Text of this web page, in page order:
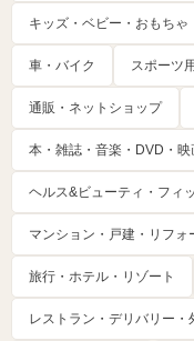
キッズ・ベビー・おもちゃ
車・バイク スポーツ
通販・ネットショップ
本・雑誌・音楽・DVD・映
ヘルス&ビューティ・フィ
マンション・戸建・リフォ
旅行・ホテル・リゾート
レストラン・デリバリー・